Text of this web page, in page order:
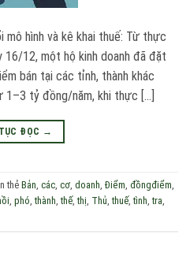
mô hình và kê khai thuế: Từ thực
16/12, một hộ kinh doanh đã đặt
bán tại các tỉnh, thành khác
1–3 tỷ đồng/năm, khi thực […]
ĐỌC →
thẻ Bản, các, cơ, doanh, Điểm, đồngđiểm,
, phó,thành,thế,thị, Thủ,thuế,tình,tra,